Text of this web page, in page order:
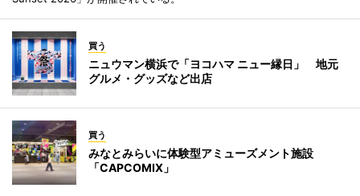
買う
ニュウマン横浜で「ヨコハマ ニュー縁日」 地元
グルメ・グッズなど出店
買う
みなとみらいに体験型アミューズメント施設
「CAPCOMIX」